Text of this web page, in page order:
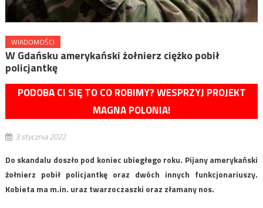
WIADOMOŚCI
W Gdańsku amerykański żołnierz ciężko pobił
policjantkę
PODOBA CI SIĘ TO CO ROBIMY? WESPRZYJ PROJEKT
MAGNA POLONIA!
3 stycznia 2022
Do skandalu doszło pod koniec ubiegłego roku. Pijany amerykański
żołnierz pobił policjantkę oraz dwóch innych funkcjonariuszy.
Kobieta ma m.in. uraz twarzoczaszki oraz złamany nos.